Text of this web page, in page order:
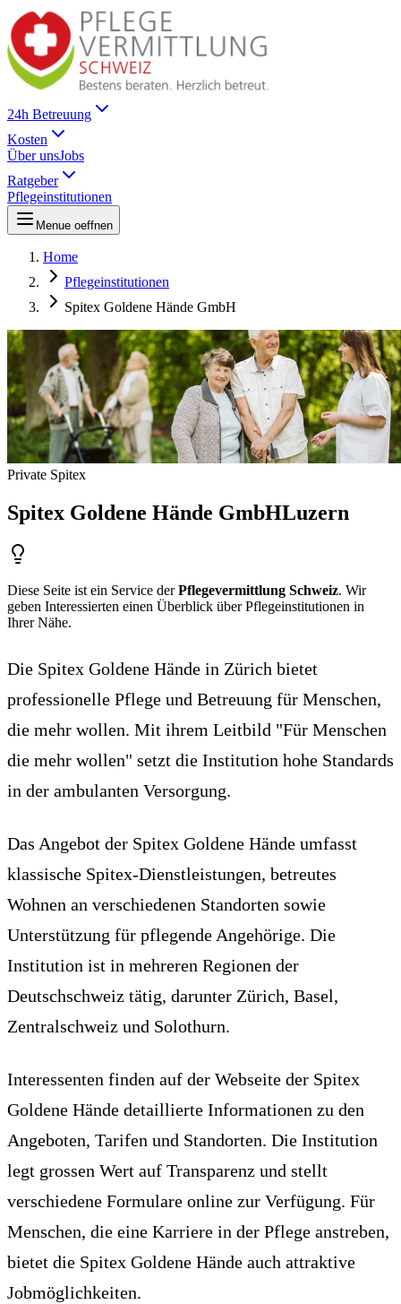
24h Betreuung
Kosten
Über unsJobs
Ratgeber
Pflegeinstitutionen
Menue oeffnen
Home
Pflegeinstitutionen
Spitex Goldene Hände GmbH
Private Spitex
Spitex Goldene Hände GmbHLuzern
Diese Seite ist ein Service derPflegevermittlung Schweiz. Wir
geben Interessierten einen Überblick über Pflegeinstitutionen in
Ihrer Nähe.
Die Spitex Goldene Hände in Zürich bietet
professionelle Pflege und Betreuung für Menschen,
die mehr wollen. Mit ihrem Leitbild "Für Menschen
die mehr wollen" setzt die Institution hohe Standards
in der ambulanten Versorgung.
Das Angebot der Spitex Goldene Hände umfasst
klassische Spitex-Dienstleistungen, betreutes
Wohnen an verschiedenen Standorten sowie
Unterstützung für pflegende Angehörige. Die
Institution ist in mehreren Regionen der
Deutschschweiz tätig, darunter Zürich, Basel,
Zentralschweiz und Solothurn.
Interessenten finden auf der Webseite der Spitex
Goldene Hände detaillierte Informationen zu den
Angeboten, Tarifen und Standorten. Die Institution
legt grossen Wert auf Transparenz und stellt
verschiedene Formulare online zur Verfügung. Für
Menschen, die eine Karriere in der Pflege anstreben,
bietet die Spitex Goldene Hände auch attraktive
Jobmöglichkeiten.